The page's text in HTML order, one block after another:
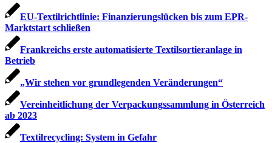
EU-Textilrichtlinie: Finanzierungslücken bis zum EPR-
Marktstart schließen
Frankreichs erste automatisierte Textilsortieranlage in
Betrieb
„Wir stehen vor grund­legenden Veränderungen“
Vereinheitlichung der Verpackungssammlung in Österreich
ab 2023
Textilrecycling: System in Gefahr